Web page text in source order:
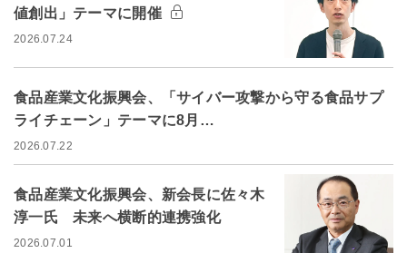
値創出」テーマに開催
2026.07.24
食品産業文化振興会、「サイバー攻撃から守る食品サプ
ライチェーン」テーマに8月…
2026.07.22
食品産業文化振興会、新会長に佐々木
淳一氏 未来へ横断的連携強化
2026.07.01